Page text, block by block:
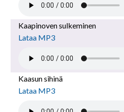
Kaapinoven sulkeminen
Lataa MP3
Kaasun sihinä
Lataa MP3